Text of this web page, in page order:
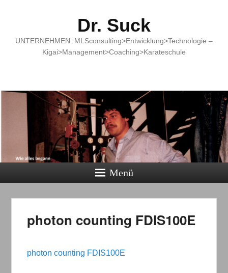
Dr. Suck
UNTERNEHMEN: MLSconsulting>Entwicklung>Technologie –
Kigai>Management>Coaching>Karateschule
Menü
photon counting FDIS100E
photon counting FDIS100E